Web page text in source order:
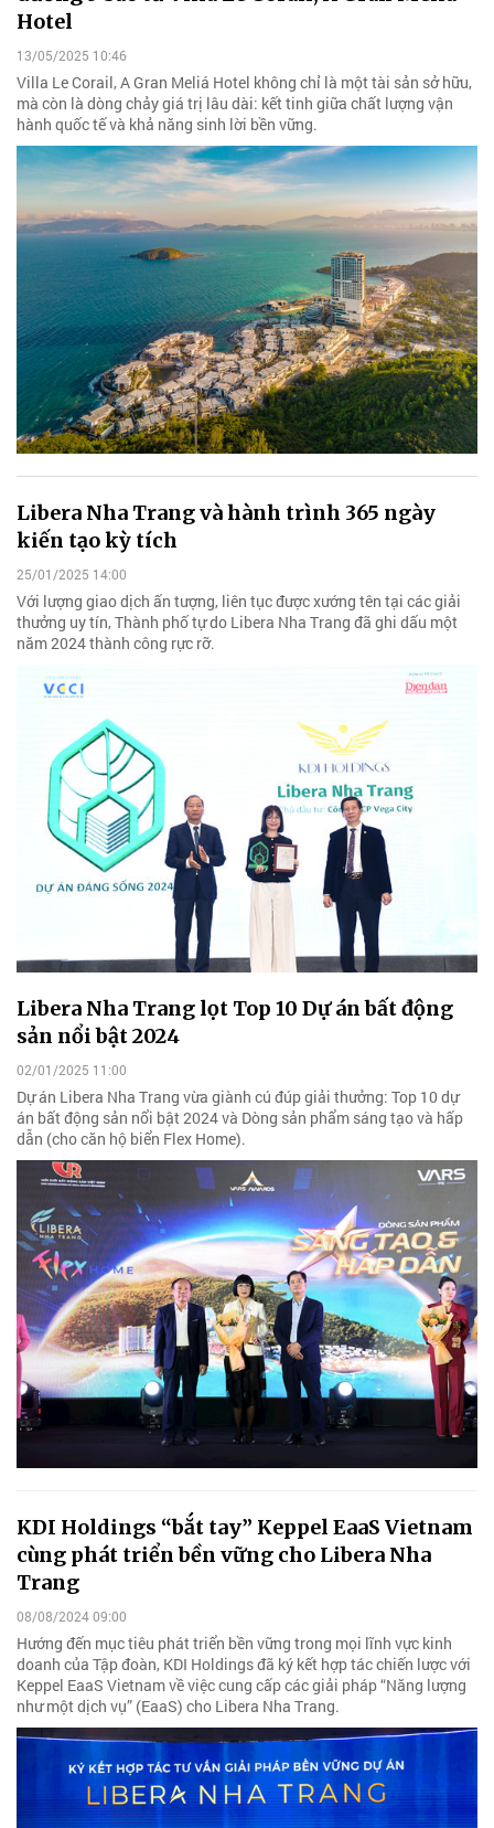
Hotel
13/05/2025 10:46
Villa Le Corail, A Gran Meliá Hotel không chỉ là một tài sản sở hữu,
mà còn là dòng chảy giá trị lâu dài: kết tinh giữa chất lượng vận
hành quốc tế và khả năng sinh lời bền vững.
Libera Nha Trang và hành trình 365 ngày
kiến tạo kỳ tích
25/01/2025 14:00
Với lượng giao dịch ấn tượng, liên tục được xướng tên tại các giải
thưởng uy tín, Thành phố tự do Libera Nha Trang đã ghi dấu một
năm 2024 thành công rực rỡ.
Libera Nha Trang lọt Top 10 Dự án bất động
sản nổi bật 2024
02/01/2025 11:00
Dự án Libera Nha Trang vừa giành cú đúp giải thưởng: Top 10 dự
án bất động sản nổi bật 2024 và Dòng sản phẩm sáng tạo và hấp
dẫn (cho căn hộ biển Flex Home).
KDI Holdings “bắt tay” Keppel EaaS Vietnam
cùng phát triển bền vững cho Libera Nha
Trang
08/08/2024 09:00
Hướng đến mục tiêu phát triển bền vững trong mọi lĩnh vực kinh
doanh của Tập đoàn, KDI Holdings đã ký kết hợp tác chiến lược với
Keppel EaaS Vietnam về việc cung cấp các giải pháp “Năng lượng
như một dịch vụ” (EaaS) cho Libera Nha Trang.